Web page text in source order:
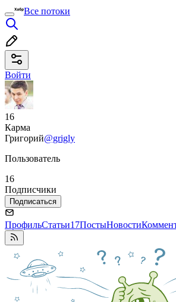
Все потоки
Войти
16
Карма
Григорий@grigly
Пользователь
16
Подписчики
Подписаться
ПрофильСтатьи17ПостыНовости